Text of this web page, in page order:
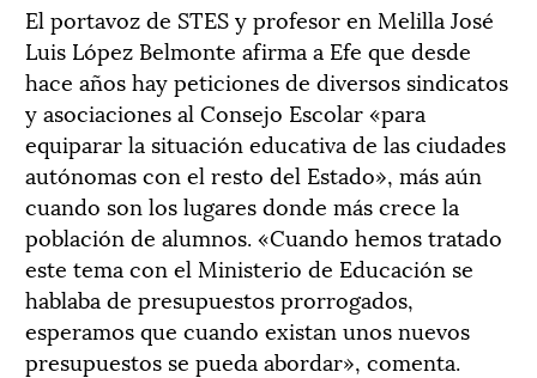
El portavoz de STES y profesor en Melilla José
Luis López Belmonte afirma a Efe que desde
hace años hay peticiones de diversos sindicatos
y asociaciones al Consejo Escolar «para
equiparar la situación educativa de las ciudades
autónomas con el resto del Estado», más aún
cuando son los lugares donde más crece la
población de alumnos. «Cuando hemos tratado
este tema con el Ministerio de Educación se
hablaba de presupuestos prorrogados,
esperamos que cuando existan unos nuevos
presupuestos se pueda abordar», comenta.